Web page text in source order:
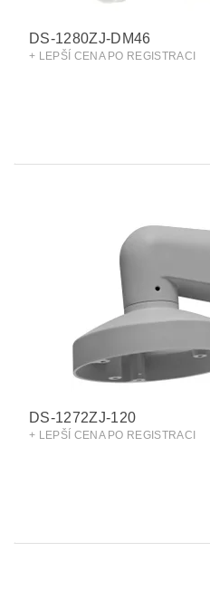
DS-1280ZJ-DM46
+ LEPŠÍ CENA PO REGISTRACI
DS-1272ZJ-120
+ LEPŠÍ CENA PO REGISTRACI